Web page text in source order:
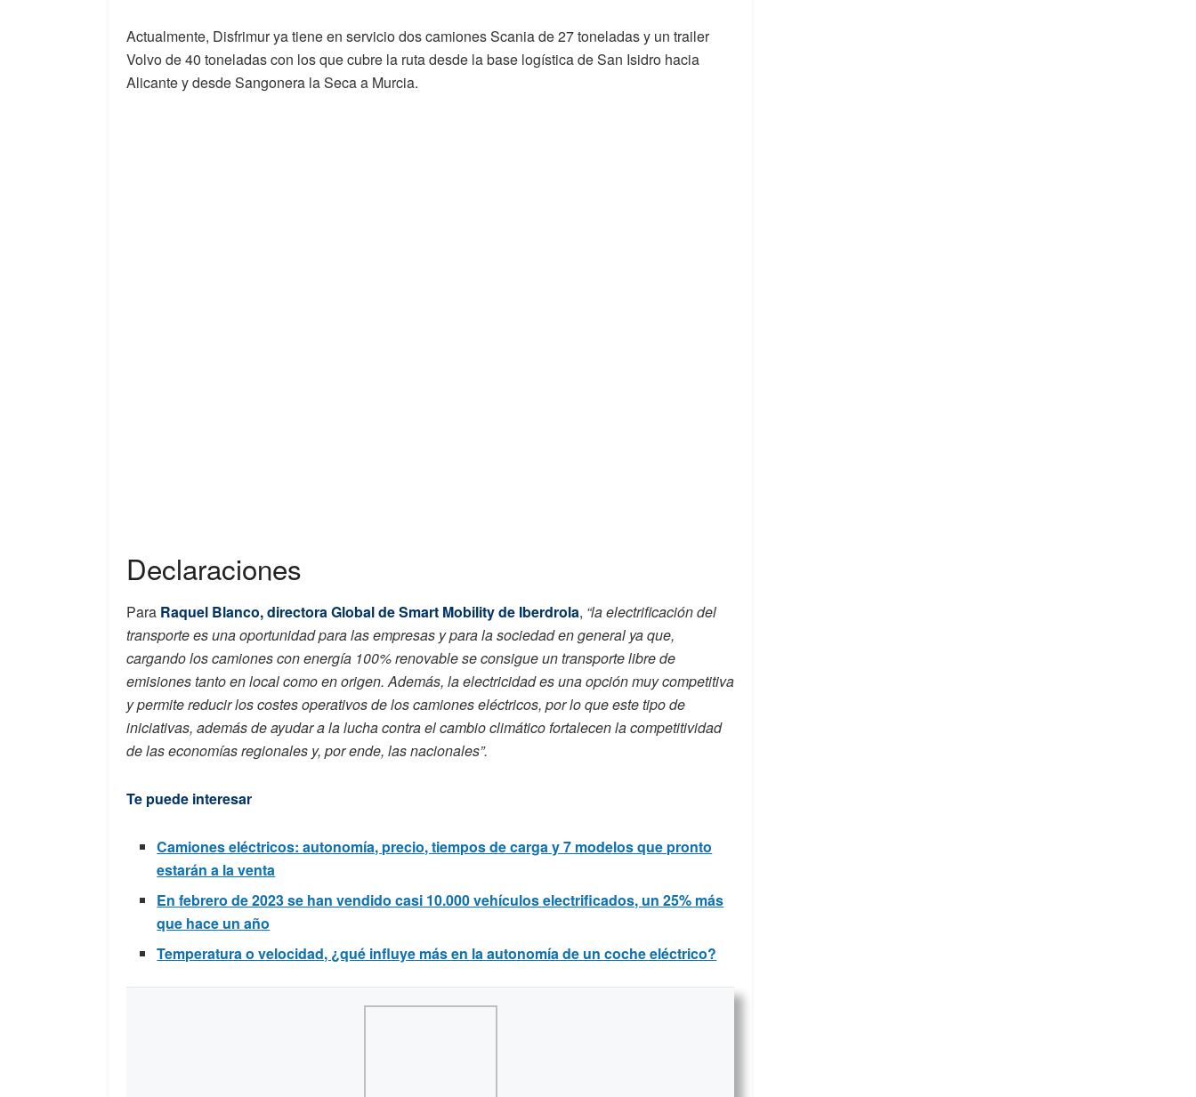
Actualmente, Disfrimur ya tiene en servicio dos camiones Scania de 27 toneladas y un trailer
Volvo de 40 toneladas con los que cubre la ruta desde la base logística de San Isidro hacia
Alicante y desde Sangonera la Seca a Murcia.
Declaraciones
Para Raquel Blanco,directora Global de Smart Mobility de Iberdrola, “la electrificación del
transporte es una oportunidad para las empresas y para la sociedad en general ya que,
cargando los camiones con energía 100% renovable se consigue un transporte libre de
emisiones tanto en local como en origen. Además, la electricidad es una opción muy competitiva
y permite reducir los costes operativos de los camiones eléctricos, por lo que este tipo de
iniciativas, además de ayudar a la lucha contra el cambio climático fortalecen la competitividad
de las economías regionales y, por ende, las nacionales”.
Te puede interesar
Camiones eléctricos: autonomía, precio, tiempos de carga y 7 modelos que pronto
estarán a la venta
En febrero de 2023 se han vendido casi 10.000 vehículos electrificados, un 25% más
que hace un año
Temperatura o velocidad, ¿qué influye más en la autonomía de un coche eléctrico?